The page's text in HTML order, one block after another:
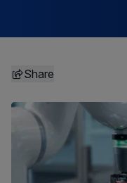
驱动器
消费品
Technologies
企业责任
Growth and Inclusion
Share